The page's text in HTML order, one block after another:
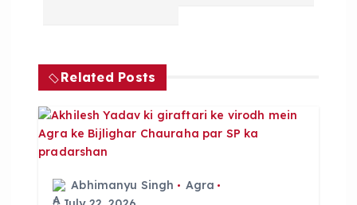
a
v
Related Posts
Abhimanyu Singh
Agra